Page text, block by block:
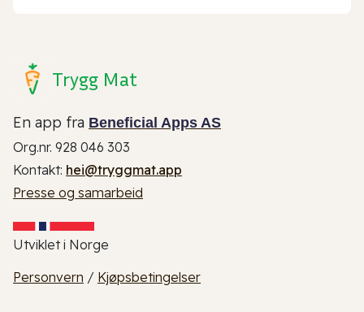
Trygg Mat
En app fra Beneficial Apps AS
Org.nr. 928 046 303
Kontakt: hei@tryggmat.app
Presse og samarbeid
Utviklet i Norge
Personvern / Kjøpsbetingelser